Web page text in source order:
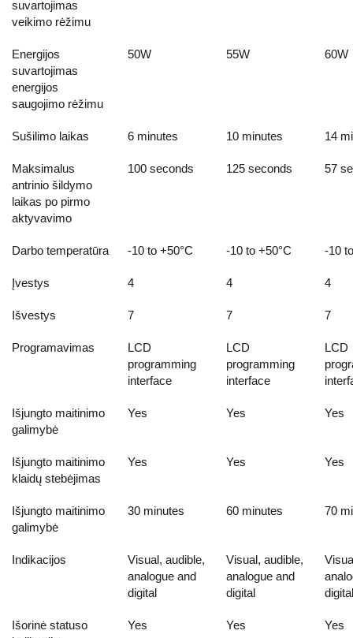
suvartojimas
veikimo rėžimu
Energijos
suvartojimas
energijos
saugojimo rėžimu
50W 55W 60W
Sušilimo laikas 6 minutes 10 minutes 14
Maksimalus
antrinio šildymo
laikas po pirmo
aktyvavimo
100 seconds 125 seconds 57
Darbo temperatūra -10 to +50°C -10 to +50°C -10
Įvestys 4 4 4
Išvestys 7 7 7
Programavimas
LCD
programming
interface
LCD
programming
interface
LCD
Išjungto maitinimo
galimybė
Yes Yes Yes
Išjungto maitinimo
klaidų stebėjimas
Yes Yes Yes
Išjungto maitinimo
galimybė
30 minutes 60 minutes 70
Indikacijos
Visual, audible,
analogue and
digital
Visual, audible,
analogue and
digital
digital
Išorinė statuso
Yes Yes Yes